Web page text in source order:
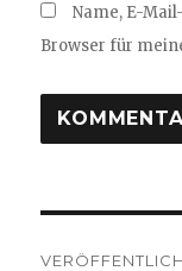
Name, E-
Browser für